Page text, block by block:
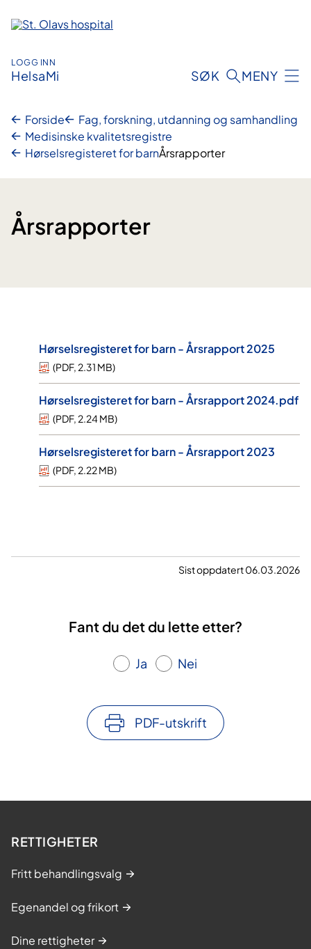
innhold
LOGG INN
HelsaMi SØK MENY
Forside
Fag, forskning, utdanning og samhandling
Medisinske kvalitetsregistre
Hørselsregisteret for barnÅrsrapporter
Årsrapporter
Hørselsregisteret for barn - Årsrapport 2025
(PDF, 2.31 MB)
Hørselsregisteret for barn - Årsrapport 2024.pdf
(PDF, 2.24 MB)
Hørselsregisteret for barn - Årsrapport 2023
(PDF, 2.22 MB)
Sist oppdatert 06.03.2026
Fant du det du lette etter?
Ja Nei
PDF-utskrift
RETTIGHETER
Fritt behandlingsvalg
Egenandel og frikort
Dine rettigheter